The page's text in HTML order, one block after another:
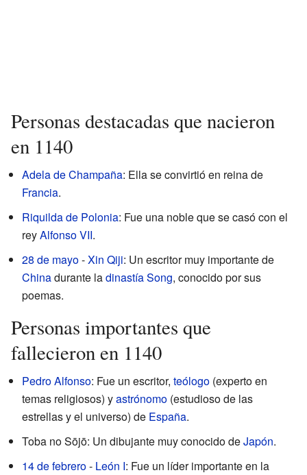
Personas destacadas que nacieron
en 1140
Adela de Champaña: Ella se convirtió en reina de
Francia.
Riquilda de Polonia: Fue una noble que se casó con el
reyAlfonso VII.
28 de mayo-Xin Qiji: Un escritor muy importante de
Chinadurante ladinastía Song, conocido por sus
poemas.
Personas importantes que
fallecieron en 1140
Pedro Alfonso: Fue un escritor, teólogo (experto en
temas religiosos) yastrónomo (estudioso de las
estrellas y el universo) de España.
Toba no Sōjō: Un dibujante muy conocido deJapón.
14 de febrero- León I: Fue un líder importante en la